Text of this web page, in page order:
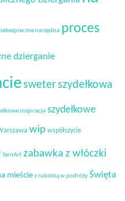
narzędzia proces
dzierganie
sweterszydełkowa
inspiracje szydełkowe
wip współszycie
YarnArt zabawka z włóczki
mieście z robótką w podróży Święta